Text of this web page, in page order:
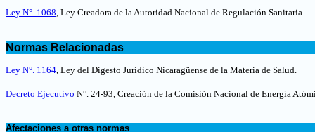
Ley N°. 1068, Ley Creadora de la Autoridad Nacional de Regulación Sanitaria.
Normas Relacionadas
Ley N°. 1164, Ley del Digesto Jurídico Nicaragüense de la Materia de Salud.
Decreto Ejecutivo N°. 24-93, Creación de la Comisión Nacional de Energía
Afectaciones a otras normas